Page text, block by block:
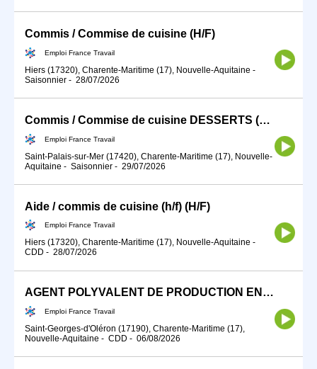
Commis / Commise de cuisine (H/F)
Emploi France Travail
Hiers (17320), Charente-Maritime (17), Nouvelle-Aquitaine -
Saisonnier - 28/07/2026
Commis / Commise de cuisine DESSERTS (H/F)
Emploi France Travail
Saint-Palais-sur-Mer (17420), Charente-Maritime (17), Nouvelle-
Aquitaine - Saisonnier - 29/07/2026
Aide / commis de cuisine (h/f) (H/F)
Emploi France Travail
Hiers (17320), Charente-Maritime (17), Nouvelle-Aquitaine -
CDD - 28/07/2026
AGENT POLYVALENT DE PRODUCTION EN RESTAURATION (H/F)
Emploi France Travail
Saint-Georges-d'Oléron (17190), Charente-Maritime (17),
Nouvelle-Aquitaine - CDD - 06/08/2026